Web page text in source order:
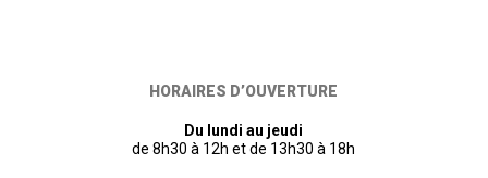
HORAIRES D’OUVERTURE
Du lundi au jeudi
de 8h30 à 12h et de 13h30 à 18h